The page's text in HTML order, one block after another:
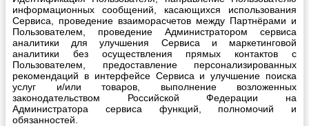
информационных сообщений, касающихся использования
Сервиса, проведение взаиморасчетов между Партнёрами и
Пользователем, проведение Администратором сервиса
аналитики для улучшения Сервиса и маркетинговой
аналитики без осуществления прямых контактов с
Пользователем, предоставление персонализированных
рекомендаций в интерфейсе Сервиса и улучшение поиска
услуг и/или товаров, выполнение возложенных
законодательством Российской Федерации на
Администратора сервиса функций, полномочий и
обязанностей.